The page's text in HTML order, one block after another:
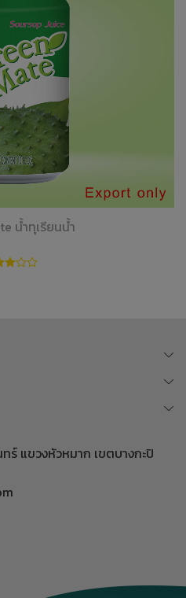
น้ำทุเรียนน้ำ
ร์ แขวงหัวหมาก เขตบางกะปิ